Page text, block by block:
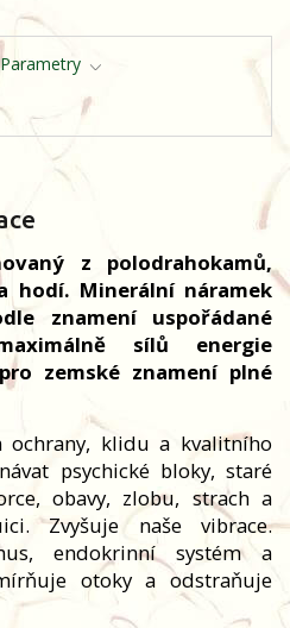
Parametry
z polodrahokamů,
hodí. Minerální náramek
znamení uspořádané
sílů energie
zemské znamení plné
ochrany, klidu a kvalitního
psychické bloky, staré
obavy, zlobu, strach a
Zvyšuje naše vibrace.
endokrinní systém a
otoky a odstraňuje